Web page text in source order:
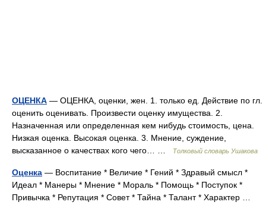
ОЦЕНКА — ОЦЕНКА, оценки, жен. 1. только ед. Действие по гл.
оценить оценивать. Произвести оценку имущества. 2.
Назначенная или определенная кем нибудь стоимость, цена.
Низкая оценка. Высокая оценка. 3. Мнение, суждение,
высказанное о качествах кого чего… …
Толковый словарь Ушакова
Оценка — Воспитание * Величие * Гений * Здравый смысл *
Идеал * Манеры * Мнение * Мораль * Помощь * Поступок *
Привычка * Репутация * Совет * Тайна * Талант * Характер …